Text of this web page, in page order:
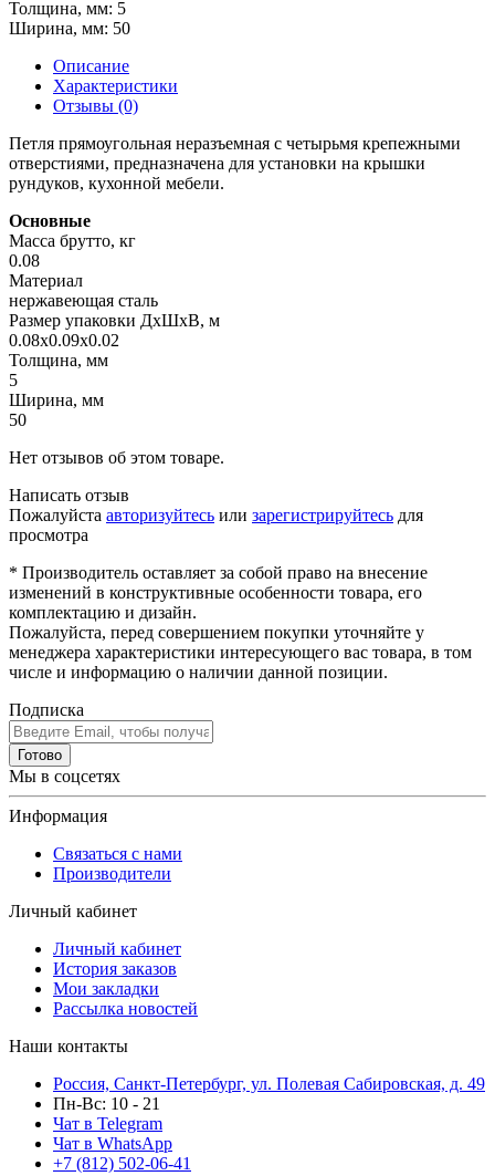
Толщина, мм: 5
Ширина, мм: 50
Описание
Характеристики
Отзывы (0)
Петля прямоугольная неразъемная с четырьмя крепежными
отверстиями, предназначена для установки на крышки
рундуков, кухонной мебели.
Основные
Масса брутто, кг
0.08
Материал
нержавеющая сталь
Размер упаковки ДхШхВ, м
0.08x0.09x0.02
Толщина, мм
5
Ширина, мм
50
Нет отзывов об этом товаре.
Написать отзыв
Пожалуйста авторизуйтесь или зарегистрируйтесь для
просмотра
* Производитель оставляет за собой право на внесение
изменений в конструктивные особенности товара, его
комплектацию и дизайн.
Пожалуйста, перед совершением покупки уточняйте у
менеджера характеристики интересующего вас товара, в том
числе и информацию о наличии данной позиции.
Подписка
Готово
Мы в соцсетях
Информация
Связаться с нами
Производители
Личный кабинет
Личный кабинет
История заказов
Мои закладки
Рассылка новостей
Наши контакты
Россия, Санкт-Петербург, ул. Полевая Сабировская, д. 49
Пн-Вс: 10 - 21
Чат в Telegram
Чат в WhatsApp
+7 (812) 502-06-41